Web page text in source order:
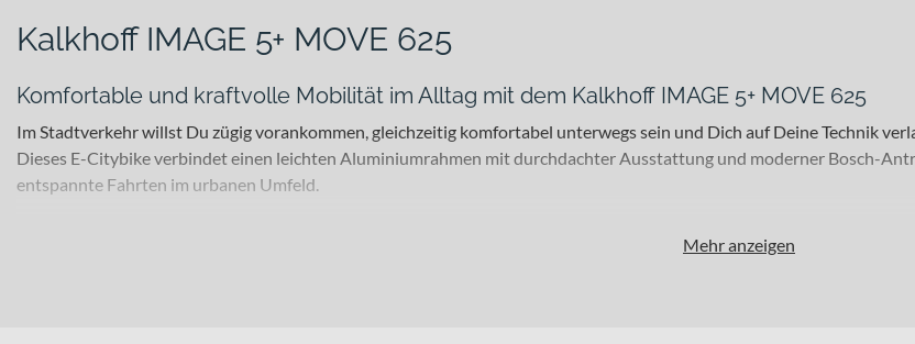
Kalkhoff IMAGE 5+ MOVE 625
Komfortable und kraftvolle Mobilität im Alltag mit dem Kalkhoff IMAGE 5+ MOVE 625
Im Stadtverkehr willst Du zügig vorankommen, gleichzeitig komfortabel unterwegs sein und Dich auf Deine Technik
Dieses E-Citybike verbindet einen leichten Aluminiumrahmen mit durchdachter Ausstattung und moderner Bosch-
entspannte Fahrten im urbanen Umfeld.
Mehr anzeigen